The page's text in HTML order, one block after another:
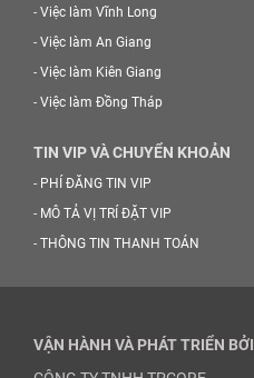
- Việc làm Vĩnh Long
- Việc làm An Giang
- Việc làm Kiên Giang
- Việc làm Đồng Tháp
TIN VIP VÀ CHUYỂN KHOẢN
- PHÍ ĐĂNG TIN VIP
- MÔ TẢ VỊ TRÍ ĐẶT VIP
- THÔNG TIN THANH TOÁN
VẬN HÀNH VÀ PHÁT TRIỂN BỞI